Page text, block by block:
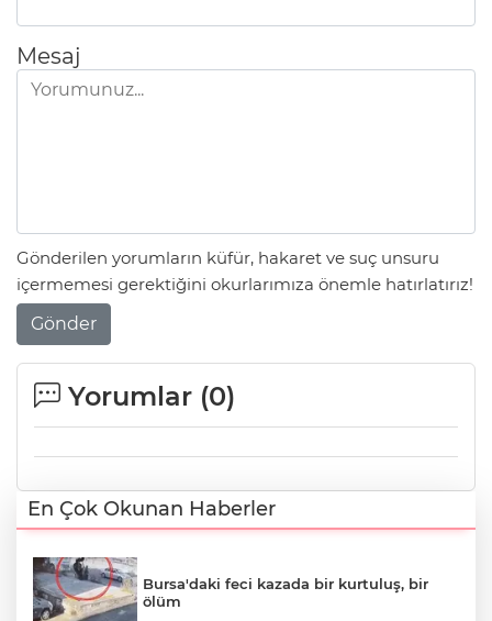
Mesaj
Gönderilen yorumların küfür, hakaret ve suç unsuru
içermemesi gerektiğini okurlarımıza önemle hatırlatırız!
Gönder
Yorumlar (0)
En Çok Okunan Haberler
Bursa'daki feci kazada bir kurtuluş, bir
ölüm